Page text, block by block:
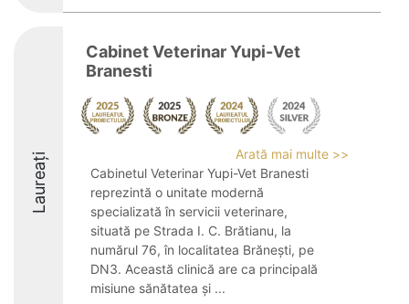
Laureați
Cabinet Veterinar Yupi-Vet
Branesti
Arată mai multe >>
Cabinetul Veterinar Yupi-Vet Branesti
reprezintă o unitate modernă
specializată în servicii veterinare,
situată pe Strada I. C. Brătianu, la
numărul 76, în localitatea Brănești, pe
DN3. Această clinică are ca principală
misiune sănătatea și ...